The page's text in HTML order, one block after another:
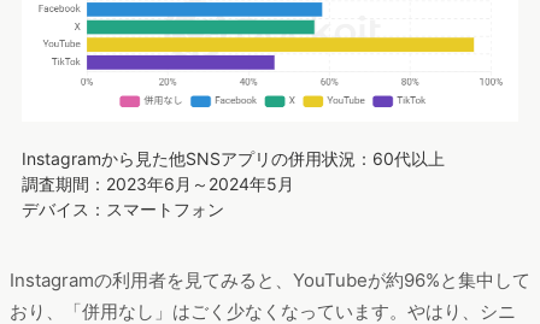
Instagramから見た他SNSアプリの併用状況：60代以上
調査期間：2023年6月～2024年5月
デバイス：スマートフォン
Instagramの利用者を見てみると、YouTubeが約96%と集中して
おり、「併用なし」はごく少なくなっています。やはり、シニ